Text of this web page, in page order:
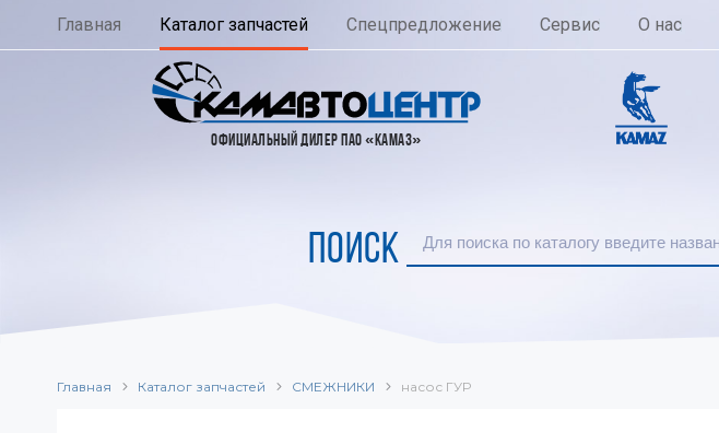
Главная Каталог запчастей Спецпредложение Сервис О нас
ОФИЦИАЛЬНЫЙ ДИЛЕР ПАО «КАМАЗ»
ПОИСК
Главная Каталог запчастей СМЕЖНИКИ насос ГУР